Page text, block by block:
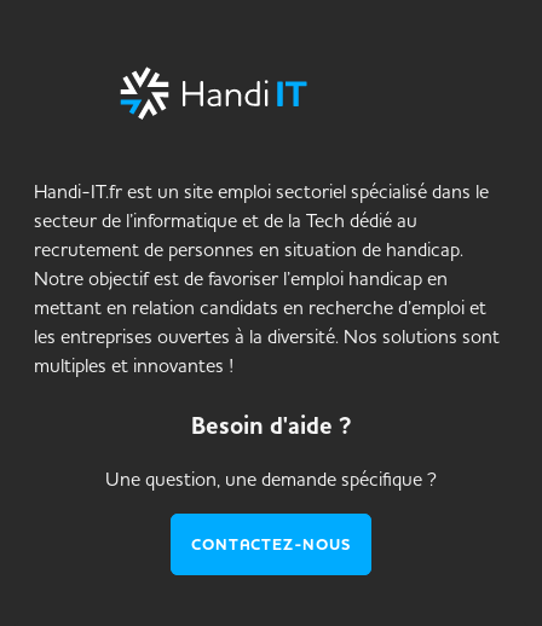
Handi-IT.fr est un site emploi sectoriel spécialisé dans le
secteur de l’informatique et de la Tech dédié au
recrutement de personnes en situation de handicap.
Notre objectif est de favoriser l’emploi handicap en
mettant en relation candidats en recherche d’emploi et
les entreprises ouvertes à la diversité. Nos solutions sont
multiples et innovantes !
Besoin d'aide ?
Une question, une demande spécifique ?
CONTACTEZ-NOUS